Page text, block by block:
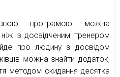
програмою можна
з досвідченим тренером
про людину з досвідом
можна знайти додаток,
методом скидання десятка